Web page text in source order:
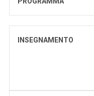
INSEGNAMENTO